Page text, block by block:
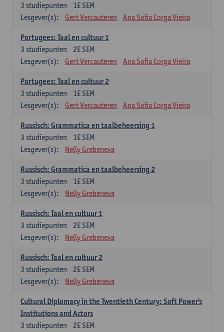
1E SEM
3 studiepunten
Lesgever(s):
Gert Vercauteren Ana Sofia Corga Vieira
Portugees: Taal en cultuur 1
2E SEM
3 studiepunten
Lesgever(s):
Gert Vercauteren Ana Sofia Corga Vieira
Portugees: Taal en cultuur 2
1E SEM
3 studiepunten
Lesgever(s):
Gert Vercauteren Ana Sofia Corga Vieira
Russisch: Grammatica en taalbeheersing 1
1E SEM
3 studiepunten
Lesgever(s):
Nelly Grebeneva
Russisch: Grammatica en taalbeheersing 2
1E SEM
3 studiepunten
Lesgever(s):
Nelly Grebeneva
Russisch: Taal en cultuur 1
2E SEM
3 studiepunten
Lesgever(s):
Nelly Grebeneva
Russisch: Taal en cultuur 2
2E SEM
3 studiepunten
Lesgever(s):
Nelly Grebeneva
Cultural Diplomacy in the Twentieth Century: Soft Power's
Institutions and Actors
2E SEM
3 studiepunten